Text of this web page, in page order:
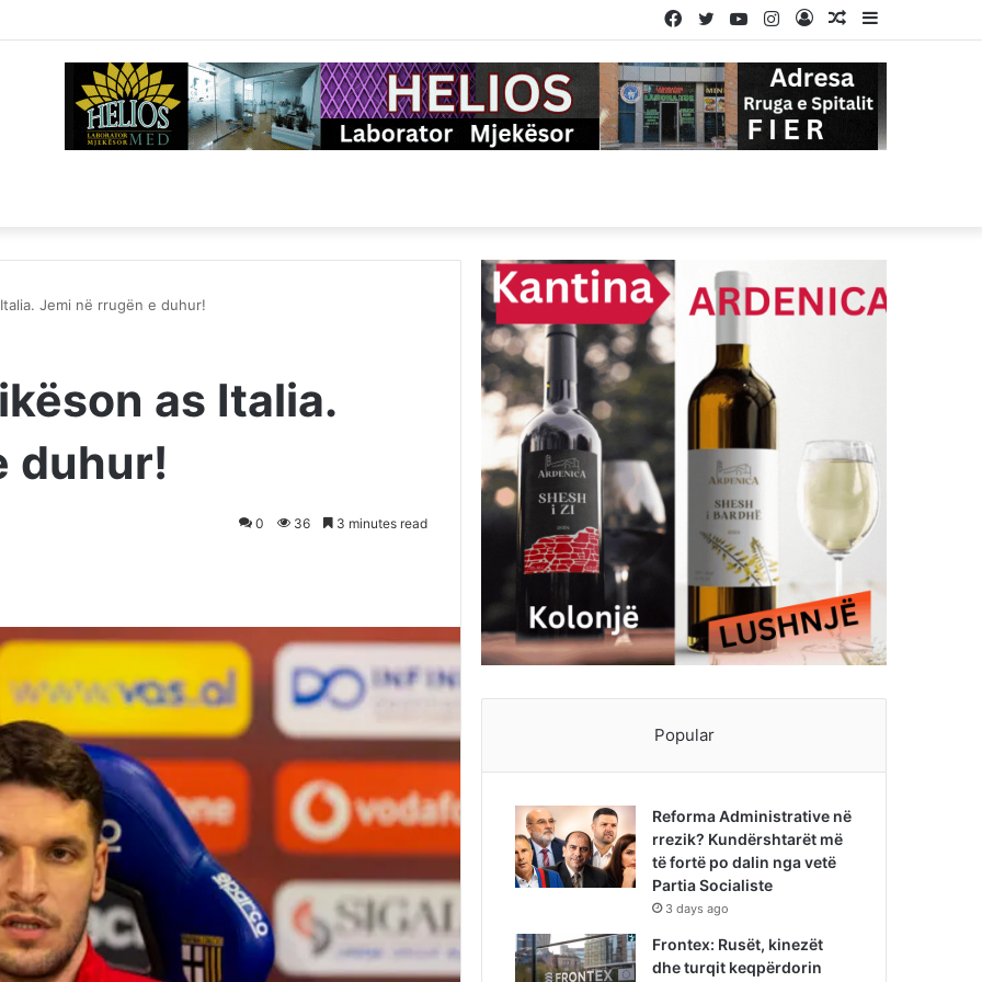
Sidebar
Random
Log
Instagram
YouTube
Twitter
Facebook
Jemi në rrugën e duhur!
as Italia.
duhur!
0 36 3 minutes read
Popular
Reforma Administrative në
rrezik? Kundërshtarët më
të fortë po dalin nga vetë
Partia Socialiste
3 days ago
Frontex: Rusët, kinezët
dhe turqit keqpërdorin